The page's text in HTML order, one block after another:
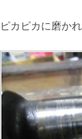
ピカピカに磨か